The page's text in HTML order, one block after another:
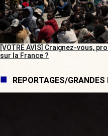
[VOTRE AVIS] Craignez-vous,
sur la France ?
REPORTAGES/GRANDES